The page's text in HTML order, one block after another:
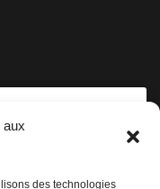
aux
des technologies